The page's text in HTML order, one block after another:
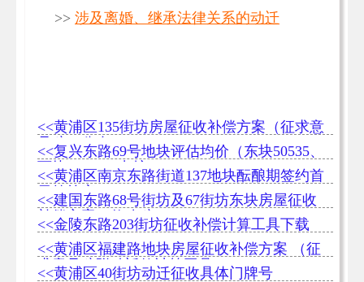
>> 涉及离婚、继承法律关系的动迁
<<黄浦区135街坊房屋征收补偿方案（征求意
见稿）公布
<<复兴东路69号地块评估均价（东块50535、
西块50569）出炉
<<黄浦区南京东路街道137地块酝酿期签约首
日签约率98.77%
<<​建国东路68号街坊及67街坊东块房屋征收
补偿方案（修改稿）
<<金陵东路203街坊征收补偿计算工具下载
<<黄浦区福建路地块房屋征收补偿方案 （征
求意见稿附动迁款计算工具）
<<黄浦区40街坊动迁征收具体门牌号